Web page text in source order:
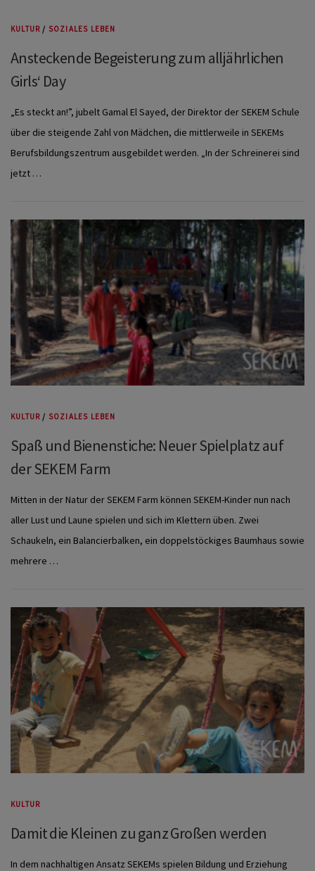
KULTUR / SOZIALES LEBEN
Ansteckende Begeisterung zum alljährlichen
Girls‘ Day
„Es steckt an!”, jubelt Gamal El Sayed, der Direktor der SEKEM Schule
über die steigende Zahl von Mädchen, die mittlerweile in SEKEMs
Berufsbildungszentrum ausgebildet werden. „In der Schreinerei sind
jetzt …
KULTUR / SOZIALES LEBEN
Spaß und Bienenstiche: Neuer Spielplatz auf
der SEKEM Farm
Mitten in der Natur der SEKEM Farm können SEKEM-Kinder nun nach
aller Lust und Laune spielen und sich im Klettern üben. Zwei
Schaukeln, ein Balancierbalken, ein doppelstöckiges Baumhaus sowie
mehrere …
KULTUR
Damit die Kleinen zu ganz Großen werden
In dem nachhaltigen Ansatz SEKEMs spielen Bildung und Erziehung